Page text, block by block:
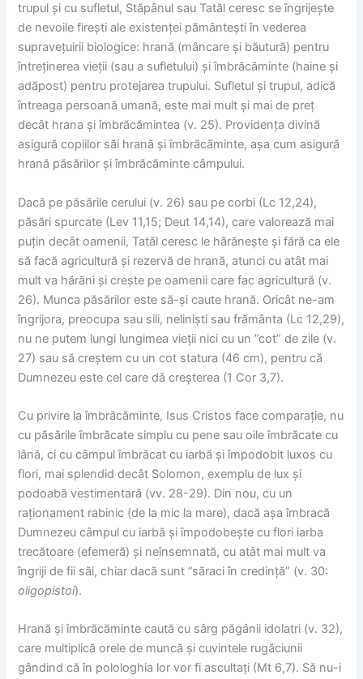
trupul și cu sufletul, Stăpânul sau Tatăl ceresc se îngrijește
de nevoile firești ale existenței pământești în vederea
supravețuirii biologice: hrană (mâncare și băutură) pentru
întreținerea vieții (sau a sufletului) și îmbrăcăminte (haine și
adăpost) pentru protejarea trupului. Sufletul și trupul, adică
întreaga persoană umană, este mai mult și mai de preț
decât hrana și îmbrăcămintea (v. 25). Providența divină
asigură copiilor săi hrană și îmbrăcăminte, așa cum asigură
hrană păsărilor și îmbrăcăminte câmpului.
Dacă pe păsările cerului (v. 26) sau pe corbi (Lc 12,24),
păsări spurcate (Lev 11,15; Deut 14,14), care valorează mai
puțin decât oamenii, Tatăl ceresc le hărănește și fără ca ele
să facă agricultură și rezervă de hrană, atunci cu atât mai
mult va hărăni și crește pe oamenii care fac agricultură (v.
26). Munca păsărilor este să-și caute hrană. Oricât ne-am
îngrijora, preocupa sau sili, neliniști sau frământa (Lc 12,29),
nu ne putem lungi lungimea vieții nici cu un ”cot” de zile (v.
27) sau să creștem cu un cot statura (46 cm), pentru că
Dumnezeu este cel care dă creșterea (1 Cor 3,7).
Cu privire la îmbrăcăminte, Isus Cristos face comparație, nu
cu păsările îmbrăcate simplu cu pene sau oile îmbrăcate cu
lână, ci cu câmpul îmbrăcat cu iarbă și împodobit luxos cu
flori, mai splendid decât Solomon, exemplu de lux și
podoabă vestimentară (vv. 28-29). Din nou, cu un
raționament rabinic (de la mic la mare), dacă așa îmbracă
Dumnezeu câmpul cu iarbă și împodobește cu flori iarba
trecătoare (efemeră) și neînsemnată, cu atât mai mult va
îngriji de fii săi, chiar dacă sunt ”săraci în credință” (v. 30:
oligopistoi).
Hrană și îmbrăcăminte caută cu sârg păgânii idolatri (v. 32),
care multiplică orele de muncă și cuvintele rugăciunii
gândind că în polologhia lor vor fi ascultați (Mt 6,7). Să nu-i